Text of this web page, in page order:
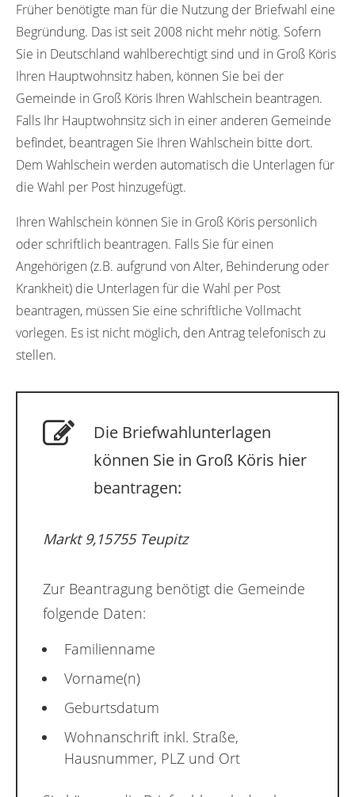
Früher benötigte man für die Nutzung der Briefwahl eine
Begründung. Das ist seit 2008 nicht mehr nötig. Sofern
Sie in Deutschland wahlberechtigt sind und in Groß Köris
Ihren Hauptwohnsitz haben, können Sie bei der
Gemeinde in Groß Köris Ihren Wahlschein beantragen.
Falls Ihr Hauptwohnsitz sich in einer anderen Gemeinde
befindet, beantragen Sie Ihren Wahlschein bitte dort.
Dem Wahlschein werden automatisch die Unterlagen für
die Wahl per Post hinzugefügt.
Ihren Wahlschein können Sie in Groß Köris persönlich
oder schriftlich beantragen. Falls Sie für einen
Angehörigen (z.B. aufgrund von Alter, Behinderung oder
Krankheit) die Unterlagen für die Wahl per Post
beantragen, müssen Sie eine schriftliche Vollmacht
vorlegen. Es ist nicht möglich, den Antrag telefonisch zu
stellen.
Die Briefwahlunterlagen
können Sie in Groß Köris hier
beantragen:
Markt 9,15755 Teupitz
Zur Beantragung benötigt die Gemeinde
folgende Daten:
Familienname
Vorname(n)
Geburtsdatum
Wohnanschrift inkl. Straße,
Hausnummer, PLZ und Ort